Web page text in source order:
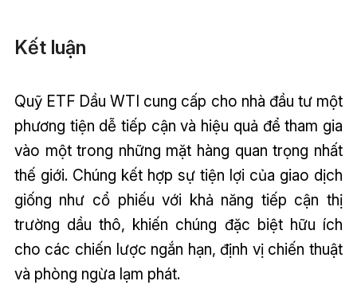
Kết luận
Quỹ ETF Dầu WTI cung cấp cho nhà đầu tư một
phương tiện dễ tiếp cận và hiệu quả để tham gia
vào một trong những mặt hàng quan trọng nhất
thế giới. Chúng kết hợp sự tiện lợi của giao dịch
giống như cổ phiếu với khả năng tiếp cận thị
trường dầu thô, khiến chúng đặc biệt hữu ích
cho các chiến lược ngắn hạn, định vị chiến thuật
và phòng ngừa lạm phát.